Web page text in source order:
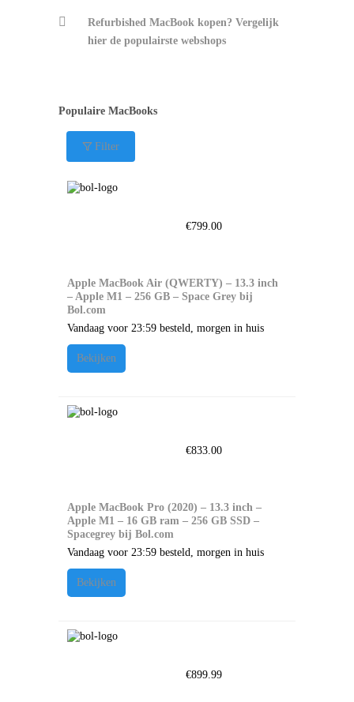
Refurbished MacBook kopen? Vergelijk
hier de populairste webshops
Populaire MacBooks
Filter
€799.00
Apple MacBook Air (QWERTY) – 13.3 inch
– Apple M1 – 256 GB – Space Grey bij
Bol.com
Vandaag voor 23:59 besteld, morgen in huis
Bekijken
€833.00
Apple MacBook Pro (2020) – 13.3 inch –
Apple M1 – 16 GB ram – 256 GB SSD –
Spacegrey bij Bol.com
Vandaag voor 23:59 besteld, morgen in huis
Bekijken
€899.99